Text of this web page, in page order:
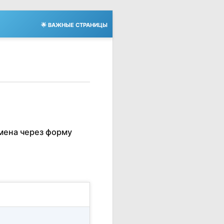
🌟 ВАЖНЫЕ СТРАНИЦЫ
через форму